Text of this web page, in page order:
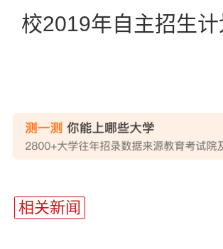
校2019年自主招生
相关新闻